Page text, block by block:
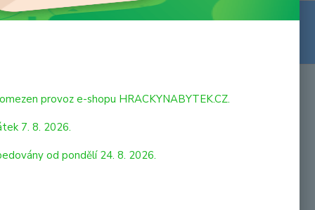
- Hydraulický autojeřáb. Rozměr: 76 x 28 x 37 mm.
provoz e-shopu HRACKYNABYTEK.CZ.
7. 8. 2026.
od pondělí 24. 8. 2026.